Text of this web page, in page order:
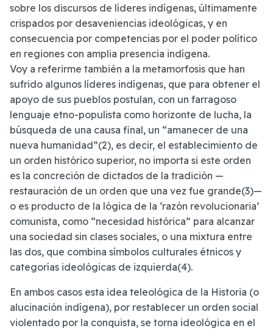
sobre los discursos de líderes indígenas, últimamente
crispados por desaveniencias ideológicas, y en
consecuencia por competencias por el poder político
en regiones con amplia presencia indígena.
Voy a referirme también a la metamorfosis que han
sufrido algunos líderes indígenas, que para obtener el
apoyo de sus pueblos postulan, con un farragoso
lenguaje etno-populista como horizonte de lucha, la
búsqueda de una causa final, un “amanecer de una
nueva humanidad”(2), es decir, el establecimiento de
un orden histórico superior, no importa si este orden
es la concreción de dictados de la tradición —
restauración de un orden que una vez fue grande(3)—
o es producto de la lógica de la ‘razón revolucionaria’
comunista, como “necesidad histórica” para alcanzar
una sociedad sin clases sociales, o una mixtura entre
las dos, que combina símbolos culturales étnicos y
categorías ideológicas de izquierda(4).
En ambos casos esta idea teleológica de la Historia (o
alucinación indígena), por restablecer un orden social
violentado por la conquista, se torna ideológica en el